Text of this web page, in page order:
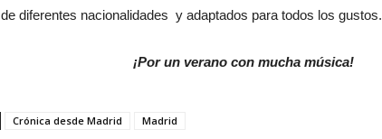
de diferentes nacionalidades y adaptados para todos los gustos.
¡Por un verano con mucha música!
Crónica desde Madrid Madrid